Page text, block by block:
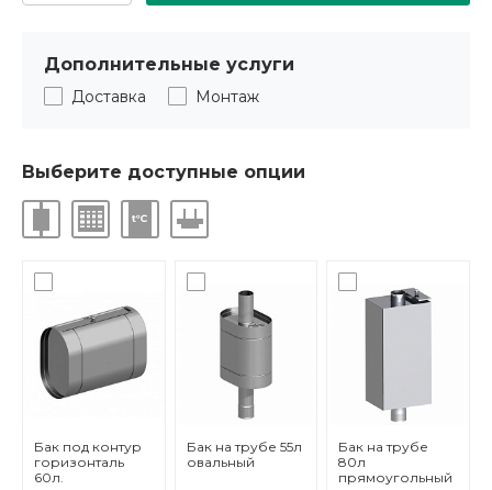
Дополнительные услуги
Доставка Монтаж
Выберите доступные опции
Бак под контур
горизонталь
60л.
Бак на трубе 55л
овальный
Бак на трубе
80л
прямоугольный